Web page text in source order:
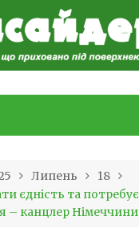
Липень
18
єдність та потребує
– канцлер Німеччини